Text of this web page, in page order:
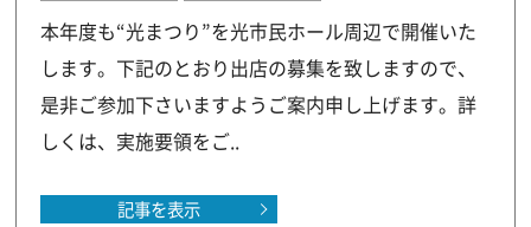
本年度も“光まつり”を光市民ホール周辺で開催いた
します。下記のとおり出店の募集を致しますので、
是非ご参加下さいますようご案内申し上げます。詳
しくは、実施要領をご..
記事を表示